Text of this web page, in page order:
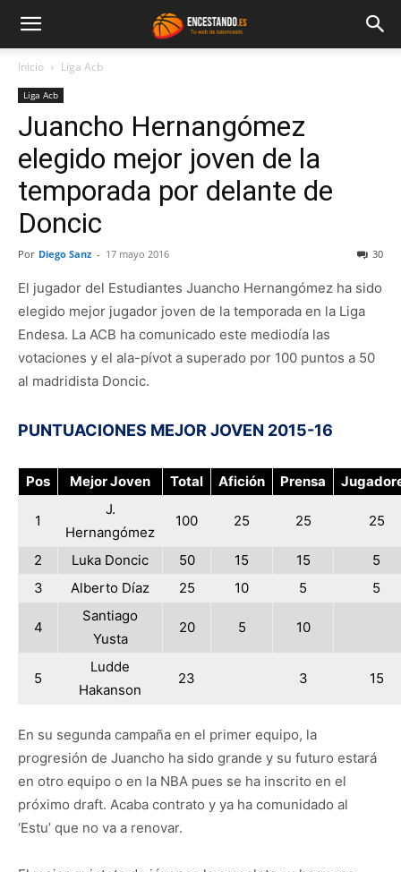
Inicio Liga Acb
Liga Acb
Juancho Hernangómez
elegido mejor joven de la
temporada por delante de
Doncic
Por Diego Sanz - 17 mayo 2016 30
El jugador del Estudiantes Juancho Hernangómez ha sido
elegido mejor jugador joven de la temporada en la Liga
Endesa. La ACB ha comunicado este mediodía las
votaciones y el ala-pívot a superado por 100 puntos a 50
al madridista Doncic.
PUNTUACIONES MEJOR JOVEN 2015-16
Pos Mejor Joven Total Afición Prensa
1
J.
Hernangómez
100 25 25 25
2 Luka Doncic 50 15 15
5
3
Alberto Díaz 25 10 5 5
4
Santiago
Yusta
20 5 10
5
Ludde
Hakanson
23 3 15
En su segunda campaña en el primer equipo, la
progresión de Juancho ha sido grande y su futuro estará
en otro equipo o en la NBA pues se ha inscrito en el
próximo draft. Acaba contrato y ya ha comunidado al
‘Estu’ que no va a renovar.